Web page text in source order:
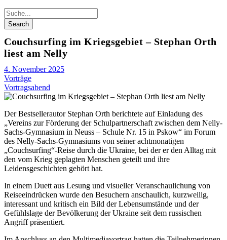
Couchsurfing im Kriegsgebiet – Stephan Orth
liest am Nelly
4. November 2025
Vorträge
Vortragsabend
Der Bestsellerautor Stephan Orth berichtete auf Einladung des
„Vereins zur Förderung der Schulpartnerschaft zwischen dem Nelly-
Sachs-Gymnasium in Neuss – Schule Nr. 15 in Pskow“ im Forum
des Nelly-Sachs-Gymnasiums von seiner achtmonatigen
„Couchsurfing“-Reise durch die Ukraine, bei der er den Alltag mit
den vom Krieg geplagten Menschen geteilt und ihre
Leidensgeschichten gehört hat.
In einem Duett aus Lesung und visueller Veranschaulichung von
Reiseeindrücken wurde den Besuchern anschaulich, kurzweilig,
interessant und kritisch ein Bild der Lebensumstände und der
Gefühlslage der Bevölkerung der Ukraine seit dem russischen
Angriff präsentiert.